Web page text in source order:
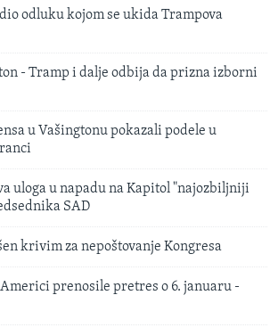
odluku kojom se ukida Trampova
- Tramp i dalje odbija da prizna izborni
u Vašingtonu pokazali podele u
uloga u napadu na Kapitol "najozbiljniji
SAD
krivim za nepoštovanje Kongresa
prenosile pretres o 6. januaru -